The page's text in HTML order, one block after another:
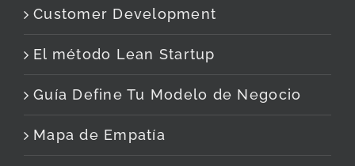
Customer Development
El método Lean Startup
Guía Define Tu Modelo de Negocio
Mapa de Empatía